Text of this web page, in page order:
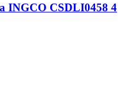
INGCO CSDLI0458 4